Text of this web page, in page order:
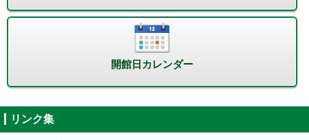
開館日カレンダー
リンク集